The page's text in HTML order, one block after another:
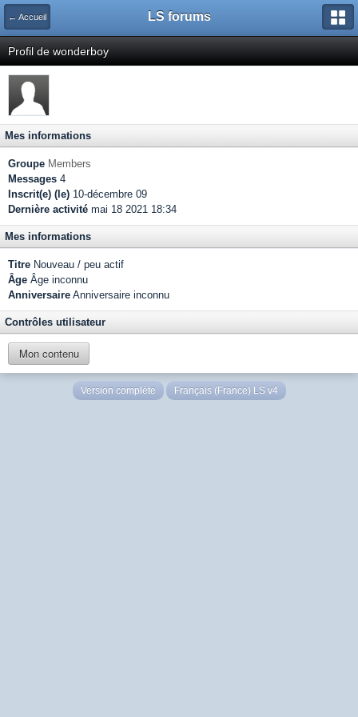
← Accueil LS forums
Profil de wonderboy
Mes informations
Groupe Members
Messages 4
Inscrit(e) (le) 10-décembre 09
Dernière activité mai 18 2021 18:34
Mes informations
Titre Nouveau / peu actif
Âge Âge inconnu
Anniversaire Anniversaire inconnu
Contrôles utilisateur
Mon contenu
Version complète Français (France) LS v4